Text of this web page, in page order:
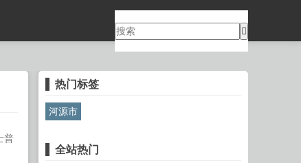
普
热门标签
河源市
全站热门